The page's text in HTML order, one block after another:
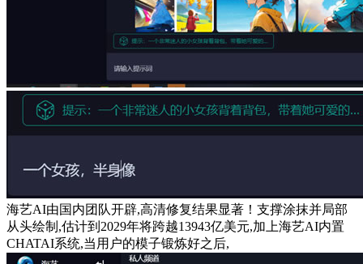
海艺AI由国内团队开辟,高清修复结果显著！支撑涂抹并局部
从头绘制,估计到2029年将跨越13943亿美元,加上海艺AI内置
CHATAI系统,当用户的模子锻炼好之后,